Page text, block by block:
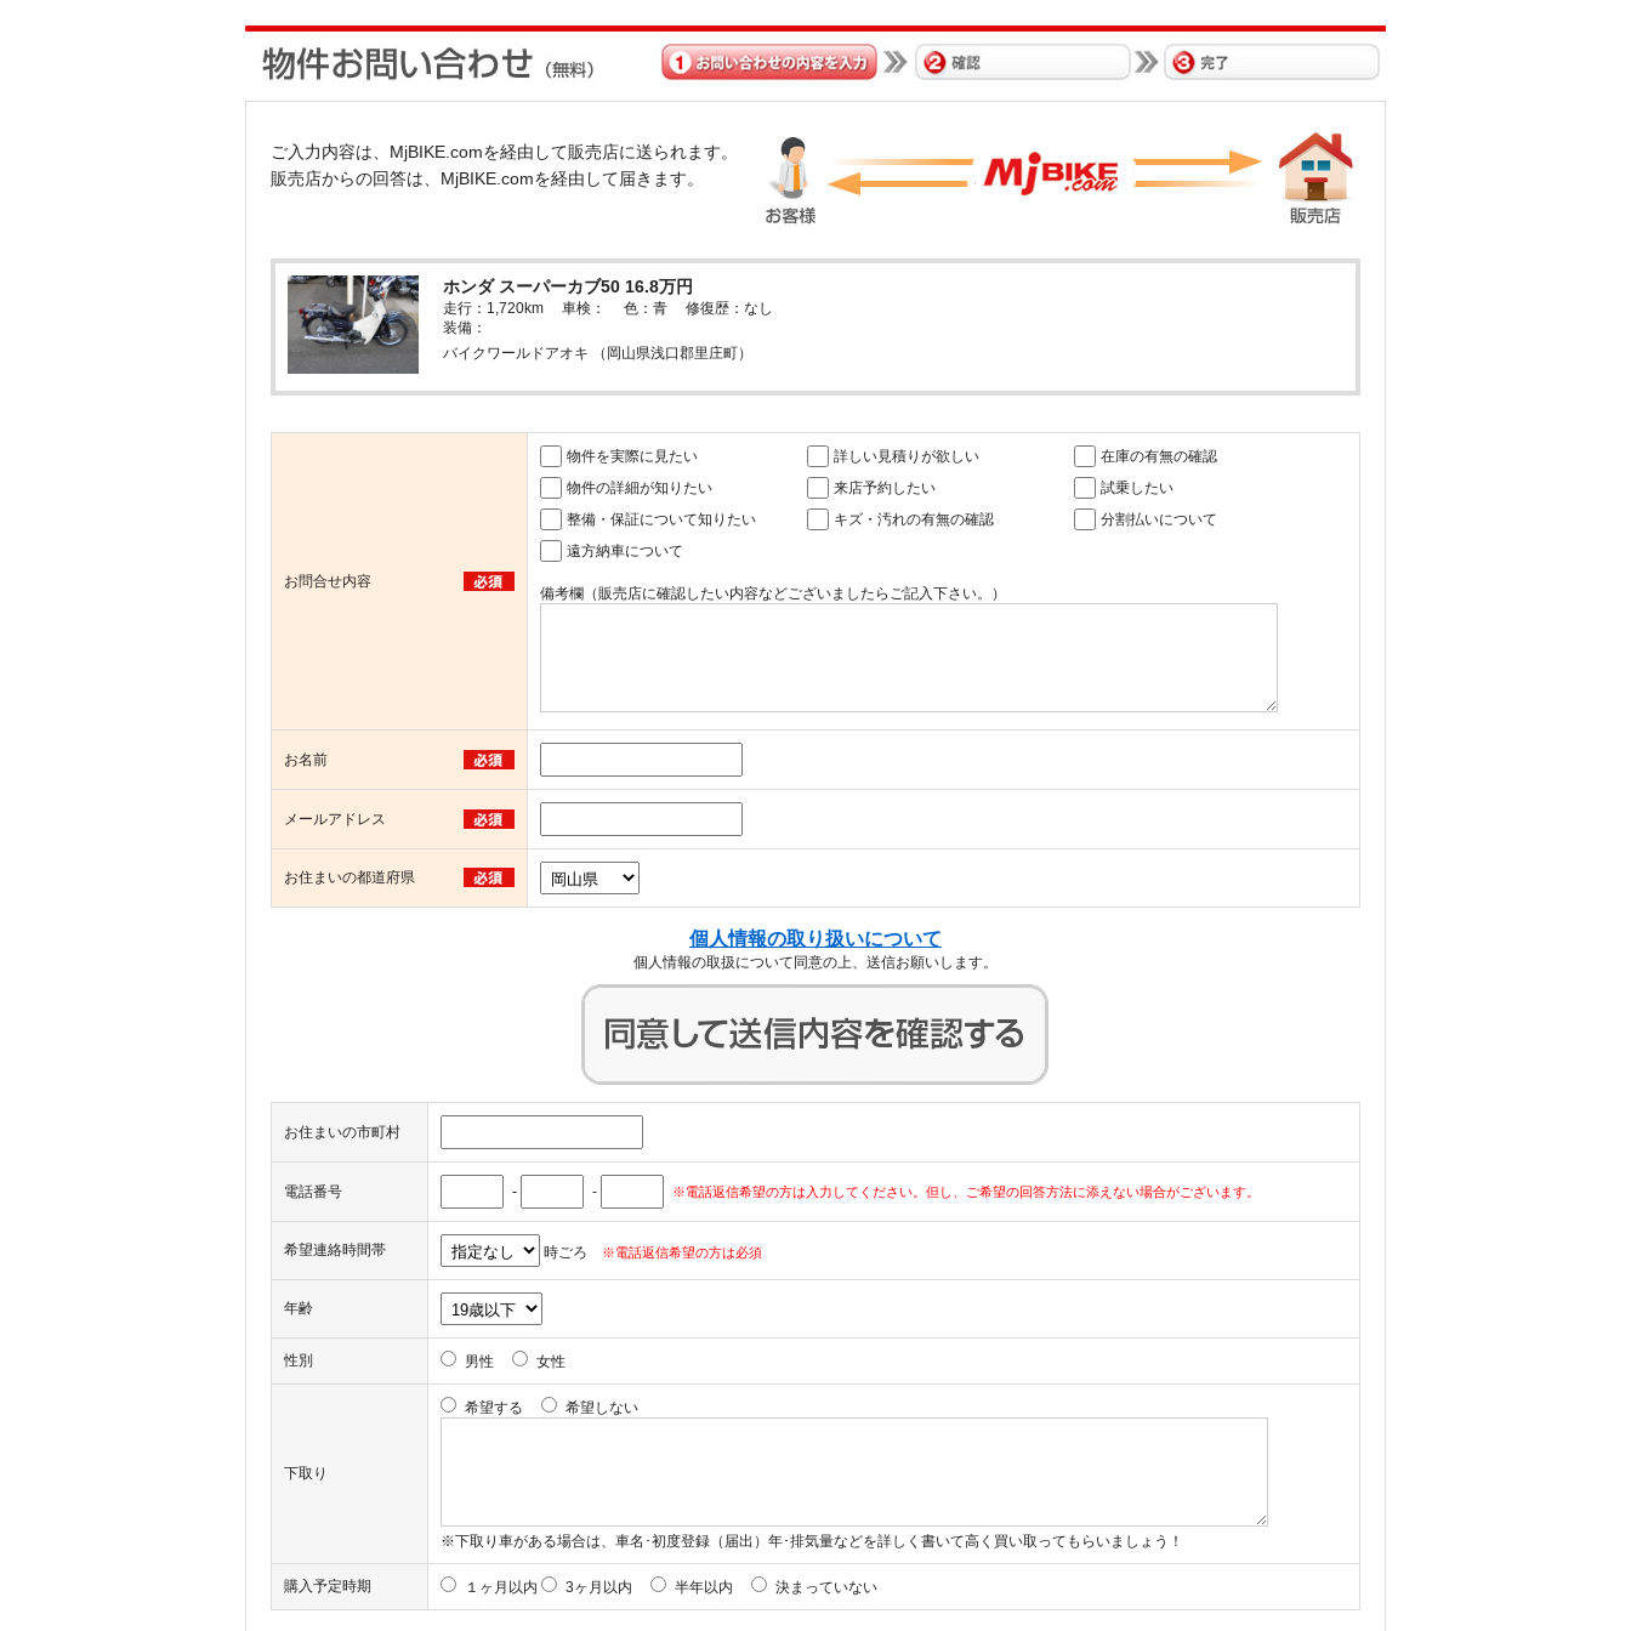
ご入力内容は、MjBIKE.comを経由して販売店に送られます。
販売店からの回答は、MjBIKE.comを経由して届きます。
ホンダ スーパーカブ50 16.8万円
走行：1,720km 車検： 色：青 修復歴：なし
装備：
バイクワールドアオキ （岡山県浅口郡里庄町）
お問合せ内容
物件を実際に見たい 詳しい見積りが欲しい
在庫の有無の確認
物件の詳細が知りたい
来店予約したい
試乗したい
整備・保証について知りたい
キズ・汚れの有無の確認
分割払いについて
遠方納車について
備考欄（販売店に確認したい内容などございましたらご記入下さい。）
お名前
メールアドレス
お住まいの都道府県
個人情報の取り扱いについて
個人情報の取扱について同意の上、送信お願いします。
お住まいの市町村
電話番号 - - ※電話返信希望の方は入力してください。但し、ご希望の回答方法に添えない場合がございます。
希望連絡時間帯 時ごろ ※電話返信希望の方は必須
年齢
性別 男性 女性
下取り
希望する 希望しない
※下取り車がある場合は、車名･初度登録（届出）年･排気量などを詳しく書いて高く買い取ってもらいましょう！
購入予定時期 １ヶ月以内 3ヶ月以内 半年以内 決まっていない